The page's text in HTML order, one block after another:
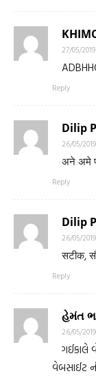
27/05/
Reply
Dilip
26/05/
अने अमे
Reply
Dilip
26/05/
सटीक,
Reply
હેમંત
26/05/
ગઈકાલે
વેબસાઈટ